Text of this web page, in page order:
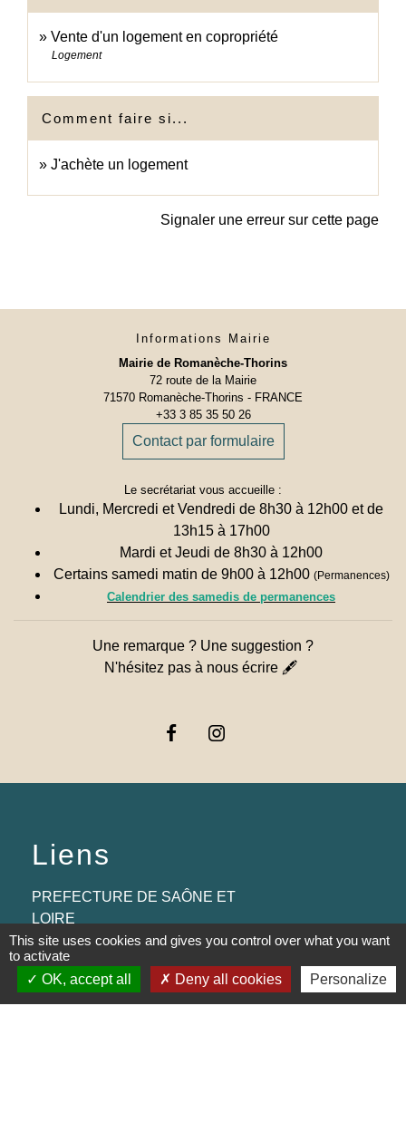
Vente d'un logement en copropriété
Logement
Comment faire si...
J'achète un logement
Signaler une erreur sur cette page
Informations Mairie
Mairie de Romanèche-Thorins
72 route de la Mairie
71570 Romanèche-Thorins - FRANCE
+33 3 85 35 50 26
Contact par formulaire
Le secrétariat vous accueille :
Lundi, Mercredi et Vendredi de 8h30 à 12h00 et de
13h15 à 17h00
Mardi et Jeudi de 8h30 à 12h00
Certains samedi matin de 9h00 à 12h00 (Permanences)
Calendrier des samedis de permanences
Une remarque ? Une suggestion ?
N'hésitez pas à nous écrire 🖋
Liens
PREFECTURE DE SAÔNE ET
LOIRE
RÉGION BOURGOGNE-
FRANCHE-COMTE
This site uses cookies and gives you control over what you want
to activate
OK, accept all
Deny all cookies Personalize